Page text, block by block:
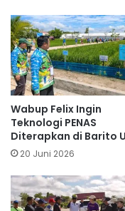
Wabup Felix Ingin
Teknologi PENAS
Diterapkan di Barito
20 Juni 2026